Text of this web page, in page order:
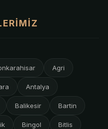
Agri
Antalya
Balikesir Bartin
Bingol Bitlis